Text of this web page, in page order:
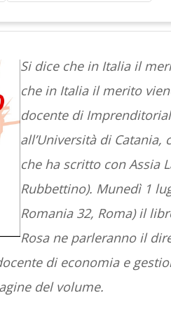
Si dice che in Italia il
che in Italia il merito
docente di
all’Università di
che ha scritto con Assia
Rubbettino). Munedì 1
Romania 32, Roma) il
Rosa ne parleranno il
di economia e
del volume.